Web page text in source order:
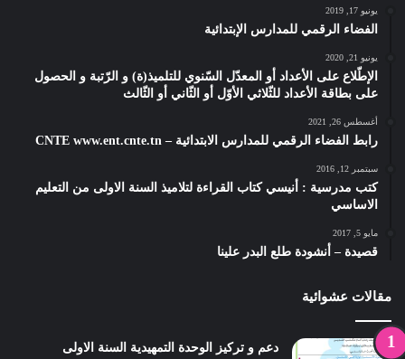
يونيو 17, 2019
الفضاء الرقمي للمدارس الإبتدائية
يونيو 21, 2020
الإطّلاع على الأعداد أو المعدّل السّنوي للتلميذ(ة) و الرّتبة و الحصول
على بطاقة الأعداد للثّلاثي الأوّل أو الثّاني أو الثّالث
أغسطس 26, 2021
رابط الفضاء الرقمي للمدارس الابتدائية – CNTE www.ent.cnte.tn
سبتمبر 12, 2016
كتب مدرسية : أنيسي كتاب القراءة لتلاميذ السنة الاولى من التعليم
الاساسي
مايو 5, 2017
قصيدة – أنشودة طلع البدر علينا
مقالات عشوائية
دعم و تركيز الوحدة التمهيدية السنة الاولى